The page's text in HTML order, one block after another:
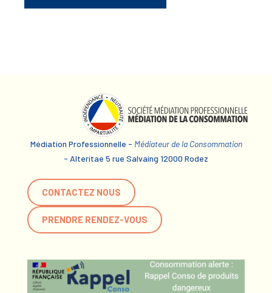
Médiation Professionnelle - Médiateur de la Consommation
- Alteritae 5 rue Salvaing 12000 Rodez
CONTACTEZ NOUS
PRENDRE RENDEZ-VOUS